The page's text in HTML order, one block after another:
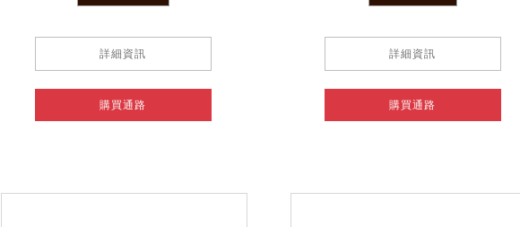
詳細資訊
購買通路
詳細資訊
購買通路